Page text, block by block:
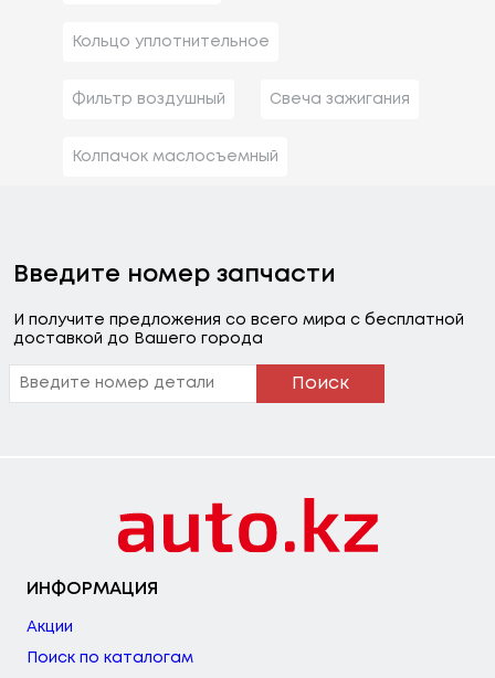
Кольцо уплотнительное
Фильтр воздушный Свеча зажигания
Колпачок маслосъемный
Введите номер запчасти
И получите предложения со всего мира с бесплатной
доставкой до Вашего города
Поиск
ИНФОРМАЦИЯ
Акции
Поиск по каталогам